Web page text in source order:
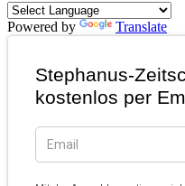
Powered by Translate